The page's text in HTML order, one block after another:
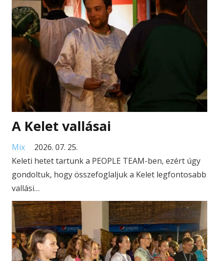
A Kelet vallásai
Mix
2026. 07. 25.
Keleti hetet tartunk a PEOPLE TEAM-ben, ezért úgy
gondoltuk, hogy összefoglaljuk a Kelet legfontosabb
vallási…